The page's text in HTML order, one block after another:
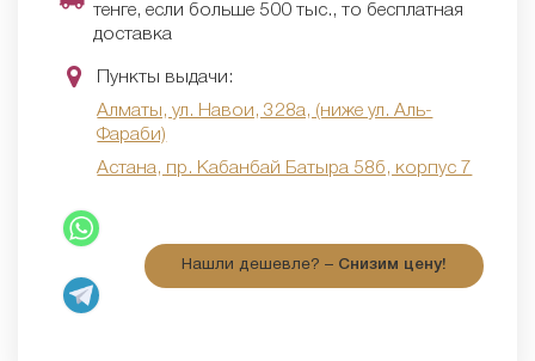
тенге, если больше 500 тыс., то бесплатная
доставка
Пункты выдачи:
Алматы, ул. Навои, 328а, (ниже ул. Аль-
Фараби)
Астана, пр. Кабанбай Батыра 58б, корпус 7
Нашли дешевле? – Снизим цену!